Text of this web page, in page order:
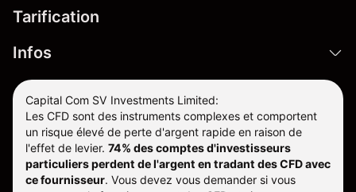
Tarification
Infos
Capital Com SV Investments Limited:
Les CFD sont des instruments complexes et comportent
un risque élevé de perte d'argent rapide en raison de
l'effet de levier. 74% des comptes d'investisseurs
particuliers perdent de l'argent en tradant des CFD avec
ce fournisseur. Vous devez vous demander si vous